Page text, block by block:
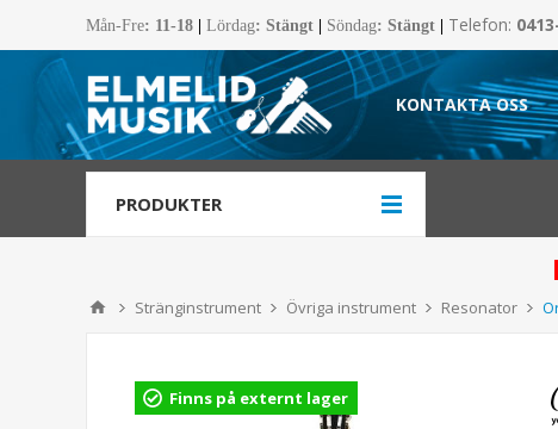
Mån-Fre: 11-18 Lördag: Stängt Söndag: Stängt Telefon:
KONTAKTA OSS
PRODUKTER
Stränginstrument Övriga instrument Resonator
Finns på externt lager